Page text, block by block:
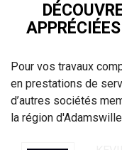
Pour vos travaux
en prestations de
d’autres sociétés
la région